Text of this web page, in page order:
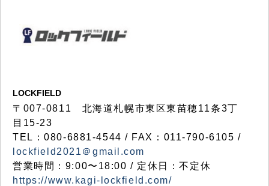
LOCKFIELD
〒007-0811 北海道札幌市東区東苗穂11条3丁
目15-23
TEL：080-6881-4544 / FAX：011-790-6105 /
lockfield2021＠gmail.com
営業時間：9:00〜18:00 / 定休日：不定休
https://www.kagi-lockfield.com/